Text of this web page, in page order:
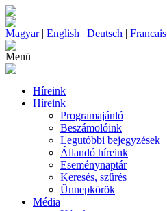
Magyar| English | Deutsch | Francais
Menü
Híreink
Híreink
Programajánló
Beszámolóink
Legutóbbi bejegyzések
Állandó híreink
Eseménynaptár
Keresés, szűrés
Ünnepkörök
Média